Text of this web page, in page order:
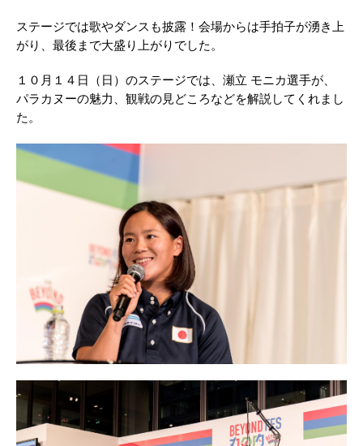
ステージでは歌やダンスも披露！会場からは手拍子が湧き上
がり、最後まで大盛り上がりでした。
１０月１４日（日）のステージでは、瀬立 モニカ選手が、
パラカヌーの魅力、観戦の見どころなどを解説してくれまし
た。